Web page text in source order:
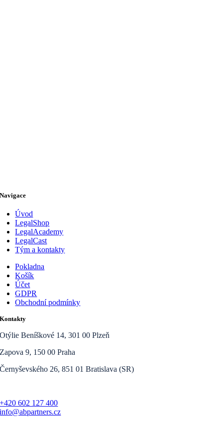
Navigace
Úvod
LegalShop
LegalAcademy
LegalCast
Tým a kontakty
Pokladna
Košík
Účet
GDPR
Obchodní podmínky
Kontakty
Otýlie Beníškové 14, 301 00 Plzeň
Zapova 9, 150 00 Praha
Černyševského 26, 851 01 Bratislava (SR)
+420 602 127 400
info@abpartners.cz